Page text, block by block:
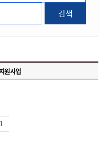
검색
원사업
1